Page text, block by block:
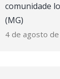
comunidade
(MG)
4 de agosto